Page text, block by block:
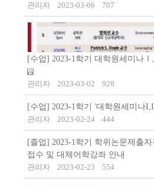
관리자
2023-03-06 707
[수업] 2023-1학기 대학원세미나
관리자 2023-03-02 928
[수업] 2023-1학기 '대학원세미나
관리자
2023-02-24 444
[졸업] 2023-1학기 학위논문제출
접수 및 대체어학강좌 안내
관리자
2023-02-23 554